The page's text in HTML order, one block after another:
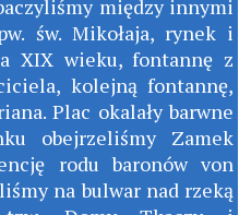
między innymi
św. Mikołaja, rynek i
XIX wieku, fontannę z
kolejną fontannę,
Plac okalały barwne
obejrzeliśmy Zamek
rodu baronów von
na bulwar nad rzeką